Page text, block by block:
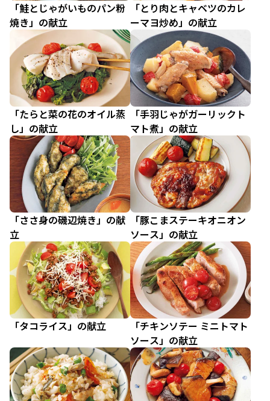
「鮭とじゃがいものパン粉
焼き」の献立
「とり肉とキャベツのカレ
ーマヨ炒め」の献立
「たらと菜の花のオイル蒸
し」の献立
「手羽じゃがガーリックト
マト煮」の献立
「ささ身の磯辺焼き」の献
立
「豚こまステーキオニオン
ソース」の献立
「タコライス」の献立
「チキンソテー ミニトマト
ソース」の献立